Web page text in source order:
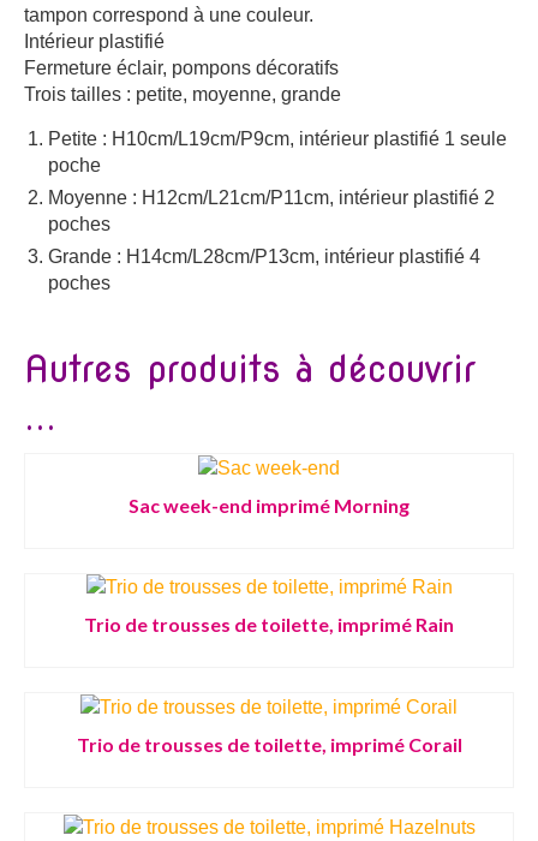
tampon correspond à une couleur.
Intérieur plastifié
Fermeture éclair, pompons décoratifs
Trois tailles : petite, moyenne, grande
Petite : H10cm/L19cm/P9cm, intérieur plastifié 1 seule
poche
Moyenne : H12cm/L21cm/P11cm, intérieur plastifié 2
poches
Grande : H14cm/L28cm/P13cm, intérieur plastifié 4
poches
Autres produits à découvrir
...
Sac week-end imprimé Morning
Trio de trousses de toilette, imprimé Rain
Trio de trousses de toilette, imprimé Corail